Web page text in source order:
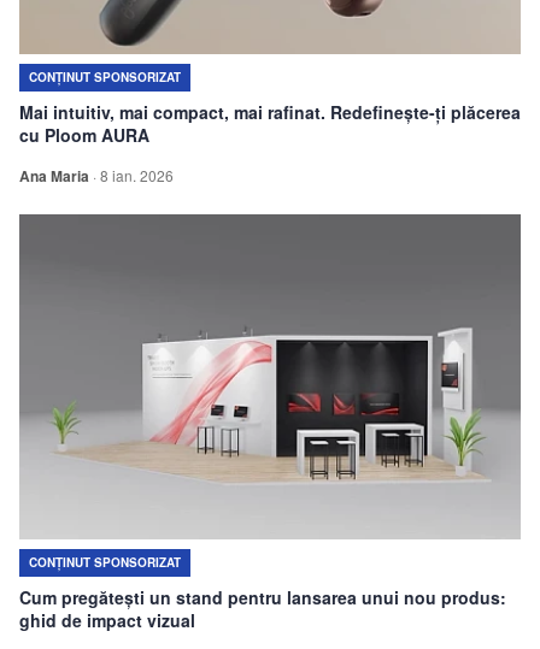
CONȚINUT SPONSORIZAT
Mai intuitiv, mai compact, mai rafinat. Redefinește-ți plăcerea
cu Ploom AURA
Ana Maria · 8 ian. 2026
CONȚINUT SPONSORIZAT
Cum pregătești un stand pentru lansarea unui nou produs:
ghid de impact vizual